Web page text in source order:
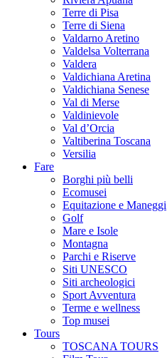
Terre di Pisa
Terre di Siena
Valdarno Aretino
Valdelsa Volterrana
Valdera
Valdichiana Aretina
Valdichiana Senese
Val di Merse
Valdinievole
Val d’Orcia
Valtiberina Toscana
Versilia
Fare
Borghi più belli
Ecomusei
Equitazione e Maneggi
Golf
Mare e Isole
Montagna
Parchi e Riserve
Siti UNESCO
Siti archeologici
Sport Avventura
Terme e wellness
Top musei
Tours
TOSCANA TOURS